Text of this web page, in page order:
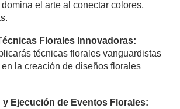
el arte al conectar colores,
Florales Innovadoras:
técnicas florales vanguardistas
la creación de diseños florales
y Ejecución de Eventos Florales: